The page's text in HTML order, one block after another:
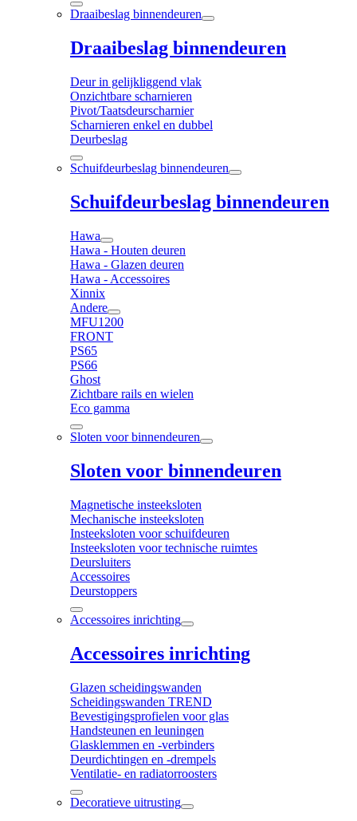
Draaibeslag binnendeuren
Draaibeslag binnendeuren
Deur in gelijkliggend vlak
Onzichtbare scharnieren
Pivot/Taatsdeurscharnier
Scharnieren enkel en dubbel
Deurbeslag
Schuifdeurbeslag binnendeuren
Schuifdeurbeslag binnendeuren
Hawa
Hawa - Houten deuren
Hawa - Glazen deuren
Hawa - Accessoires
Xinnix
Andere
MFU1200
FRONT
PS65
PS66
Ghost
Zichtbare rails en wielen
Eco gamma
Sloten voor binnendeuren
Sloten voor binnendeuren
Magnetische insteeksloten
Mechanische insteeksloten
Insteeksloten voor schuifdeuren
Insteeksloten voor technische ruimtes
Deursluiters
Accessoires
Deurstoppers
Accessoires inrichting
Accessoires inrichting
Glazen scheidingswanden
Scheidingswanden TREND
Bevestigingsprofielen voor glas
Handsteunen en leuningen
Glasklemmen en -verbinders
Deurdichtingen en -drempels
Ventilatie- en radiatorroosters
Decoratieve uitrusting